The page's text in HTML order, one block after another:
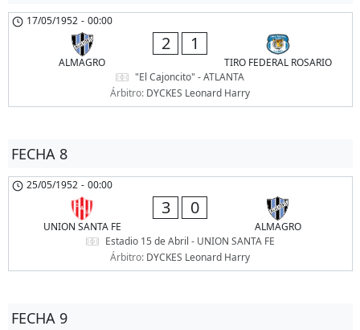
17/05/1952 - 00:00
ALMAGRO
2 1
TIRO FEDERAL ROSARIO
"El Cajoncito" - ATLANTA
Árbitro: DYCKES Leonard Harry
FECHA 8
25/05/1952 - 00:00
UNION SANTA FE
3 0
ALMAGRO
Estadio 15 de Abril - UNION SANTA FE
Árbitro: DYCKES Leonard Harry
FECHA 9